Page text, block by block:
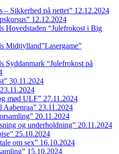
Sikkerhed på nettet” 12.12.2024
12.12.2024
Hovedstaden “Julefrokost i Big
Midtjylland”Lasergame”
Syddanmark “Julefrokost på
30.11.2024
mød ULF” 27.11.2024
23.11.2024
20.11.2024
og underholdning” 20.11.2024
25.10.2024
om sex” 16.10.2024
15.10.2024